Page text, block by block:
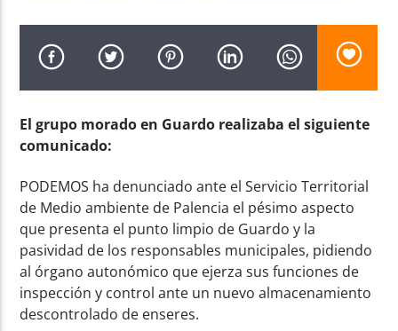
ARTISTA
El grupo morado en Guardo realizaba el siguiente
comunicado:
PODEMOS ha denunciado ante el Servicio Territorial
de Medio ambiente de Palencia el pésimo aspecto
que presenta el punto limpio de Guardo y la
pasividad de los responsables municipales, pidiendo
al órgano autonómico que ejerza sus funciones de
inspección y control ante un nuevo almacenamiento
descontrolado de enseres.